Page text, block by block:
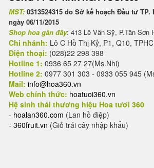
MST: 0313524315 do Sở kế hoạch Đầu tư
ngày 06/11/2015
Shop hoa gần đây: 413 Lê Văn Sỹ, P.Tân Sơn
Chi nhánh: Lô C Hồ Thị Kỷ, P1, Q10,
Điện thoại: (028)22 298 398
Hotline 1: 0936 65 27 27(Ms.Nhi)
Hotline 2: 0977 301 303 - 0933 055 945
Mail: info@hoa360.vn
Web chính thức: hoatuoi360.vn
Hệ sinh thái thương hiệu Hoa tươi 360
- hoalan360.com (Lan hồ điệp)
- 360fruit.vn (Giỏ trái cây nhập khẩu)